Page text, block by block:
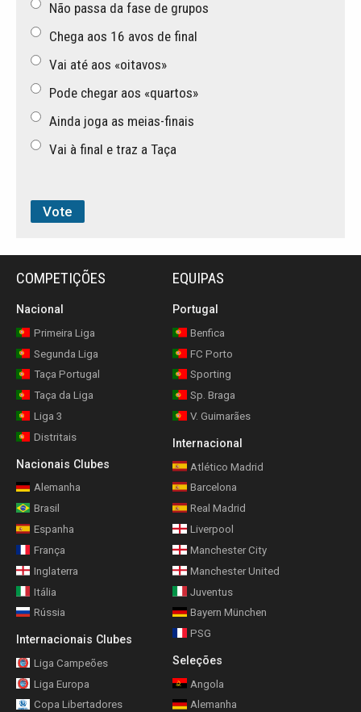
Não passa da fase de grupos
Chega aos 16 avos de final
Vai até aos «oitavos»
Pode chegar aos «quartos»
Ainda joga as meias-finais
Vai à final e traz a Taça
COMPETIÇÕES
Nacional
Primeira Liga
Segunda Liga
Taça Portugal
Taça da Liga
Liga 3
Distritais
Nacionais Clubes
Alemanha
Brasil
Espanha
França
Inglaterra
Itália
Rússia
Internacionais Clubes
Liga Campeões
Liga Europa
Copa Libertadores
EQUIPAS
Portugal
Benfica
FC Porto
Sporting
Sp. Braga
V. Guimarães
Internacional
Atlético Madrid
Barcelona
Real Madrid
Liverpool
Manchester City
Manchester United
Juventus
Bayern München
PSG
Seleções
Angola
Alemanha